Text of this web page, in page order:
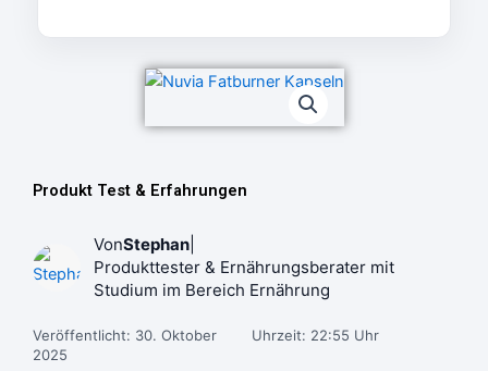
Produkt Test & Erfahrungen
VonStephan
Produkttester & Ernährungsberater mit
Studium im Bereich Ernährung
Veröffentlicht: 30. Oktober
2025
Uhrzeit: 22:55 Uhr